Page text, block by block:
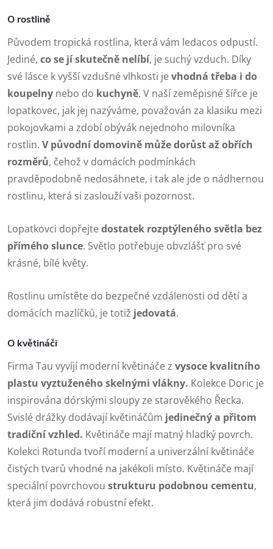
O rostlině
Původem tropická rostlina, která vám ledacos odpustí.
Jediné, co se jí skutečně nelíbí, je suchý vzduch. Díky
své lásce k vyšší vzdušné vlhkosti jevhodná třeba i do
koupelny nebo do kuchyně. V naší zeměpisné šířce je
lopatkovec, jak jej nazýváme, považován za klasiku mezi
pokojovkami a zdobí obývák nejednoho milovníka
rostlin. V původní domovině může dorůst až obřích
rozměrů, čehož v domácích podmínkách
pravděpodobně nedosáhnete, i tak ale jde o nádhernou
rostlinu, která si zaslouží vaši pozornost.
Lopatkovci dopřejtedostatek rozptýleného světla bez
přímého slunce. Světlo potřebuje obvzlášť pro své
krásné, bílé květy.
Rostlinu umístěte do bezpečné vzdálenosti od dětí a
domácích mazlíčků, je totiž jedovatá.
O květináči
Firma Tau vyvíjí moderní květináče z vysoce kvalitního
plastu vyztuženého skelnými vlákny. Kolekce Doric je
inspirována dórskými sloupy ze starověkého Řecka.
Svislé drážky dodávají květináčům jedinečný a přitom
tradiční vzhled. Květináče mají matný hladký povrch.
Kolekci Rotunda tvoří moderní a univerzální květináče
čistých tvarů vhodné na jakékoli místo. Květináče mají
speciální povrchovou strukturu podobnou cementu,
která jim dodává robustní efekt.